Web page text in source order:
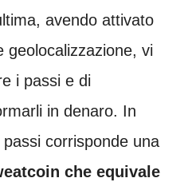
avendo attivato
geolocalizzazione, vi
i passi e di
in denaro. In
corrisponde una
che equivale